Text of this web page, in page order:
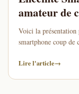
amateur de
Voici la présentation
smartphone coup
Lire l'article→